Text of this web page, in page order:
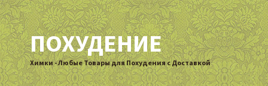
ПОХУДЕНИЕ
Химки - Любые Товары для Похудения с Доставкой